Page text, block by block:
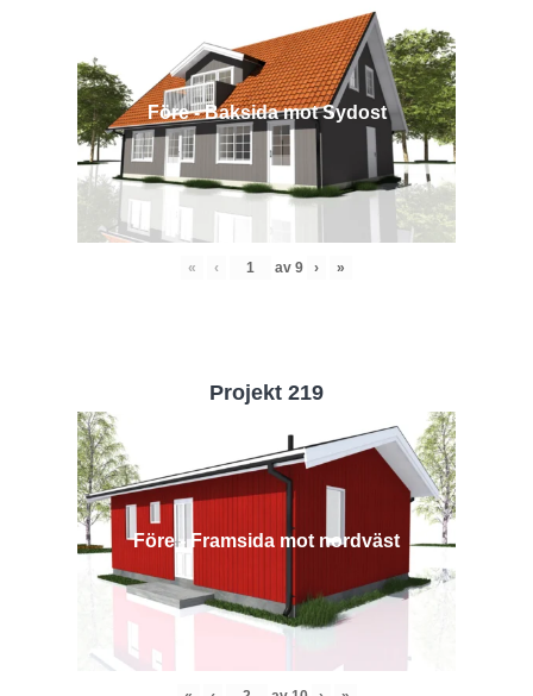
Före - Baksida mot Sydost
« ‹ av 9 › »
Projekt 219
Före - Framsida mot nordväst